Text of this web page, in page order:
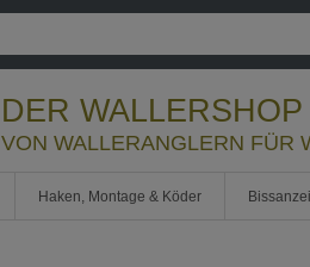
DER WALLERSHOP
VON WALLERANGLERN FÜR
Haken, Montage & Köder